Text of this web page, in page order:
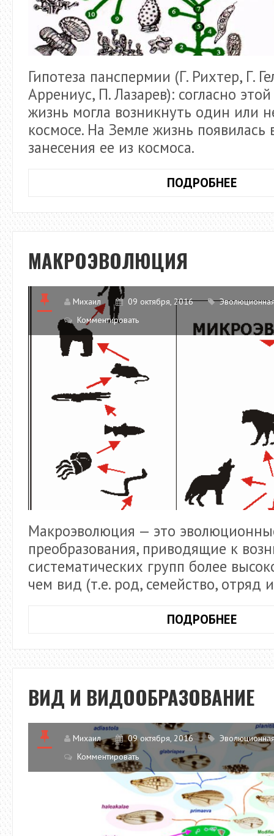
Гипотеза панспермии (Г. Рихтер, Г.
Аррениус, П. Лазарев): согласно
жизнь могла возникнуть один или
космосе. На Земле жизнь появилась
занесения ее из космоса.
ПОДРОБНЕЕ
МАКРОЭВОЛЮЦИЯ
Михаил 09 октября, 2016
Комментировать
Макроэволюция — это
преобразования, приводящие к
систематических групп более
чем вид (т.е. род, семейство, отряд
ПОДРОБНЕЕ
ВИД И ВИДООБРАЗОВАНИЕ
Михаил 09 октября, 2016
Комментировать